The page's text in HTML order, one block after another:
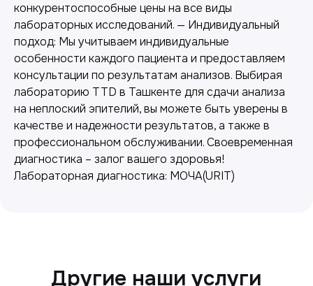
конкурентоспособные цены на все виды
лабораторных исследований. — Индивидуальный
подход: Мы учитываем индивидуальные
особенности каждого пациента и предоставляем
консультации по результатам анализов. Выбирая
лабораторию TTD в Ташкенте для сдачи анализа
на неплоский эпителий, вы можете быть уверены в
качестве и надежности результатов, а также в
профессиональном обслуживании. Своевременная
диагностика – залог вашего здоровья!
Лабораторная диагностика: МОЧА(URIT)
Лабораторная диагностика
Точные анализы для контроля здоровья и
выявления заболеваний.